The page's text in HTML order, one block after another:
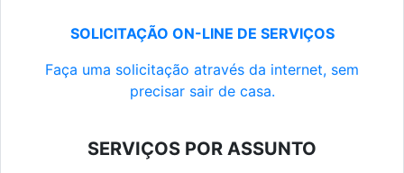
SOLICITAÇÃO ON-LINE DE SERVIÇOS
Faça uma solicitação através da internet, sem
precisar sair de casa.
SERVIÇOS POR ASSUNTO